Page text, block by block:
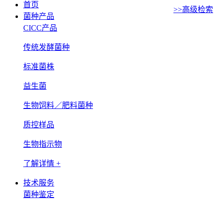
>>高级检索
首页
菌种产品
CICC产品
传统发酵菌种
标准菌株
益生菌
生物饲料／肥料菌种
质控样品
生物指示物
了解详情 +
技术服务
菌种鉴定